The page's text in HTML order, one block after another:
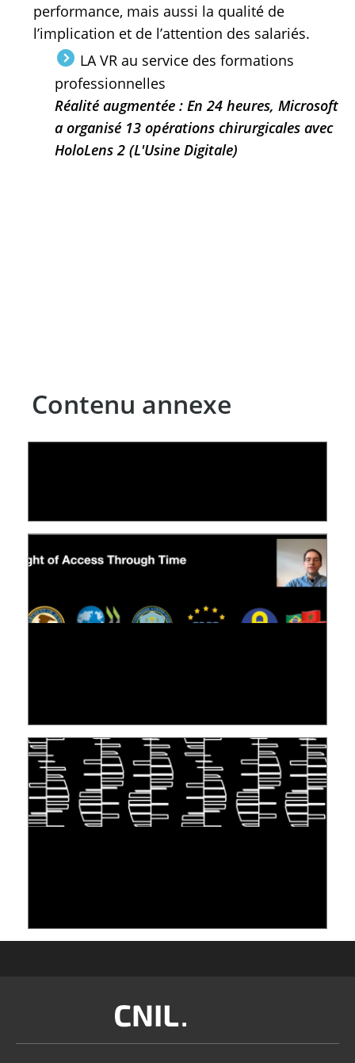
performance, mais aussi la qualité de
l’implication et de l’attention des salariés.
LA VR au service des formations
professionnelles
Réalité augmentée : En 24 heures, Microsoft
a organisé 13 opérations chirurgicales avec
HoloLens 2 (L'Usine Digitale)
Contenu annexe
Image